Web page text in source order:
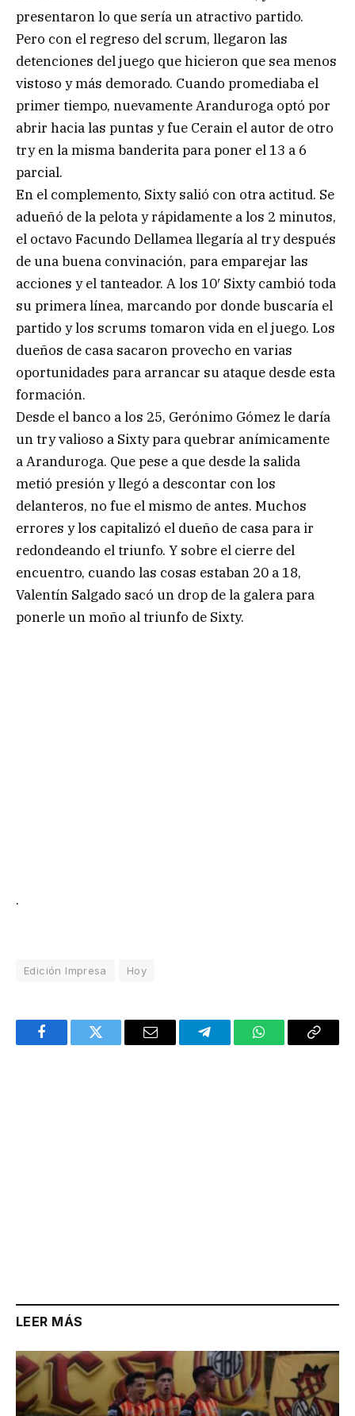
presentaron lo que sería un atractivo partido.
Pero con el regreso del scrum, llegaron las
detenciones del juego que hicieron que sea menos
vistoso y más demorado. Cuando promediaba el
primer tiempo, nuevamente Aranduroga optó por
abrir hacia las puntas y fue Cerain el autor de otro
try en la misma banderita para poner el 13 a 6
parcial.
En el complemento, Sixty salió con otra actitud. Se
adueñó de la pelota y rápidamente a los 2 minutos,
el octavo Facundo Dellamea llegaría al try después
de una buena convinación, para emparejar las
acciones y el tanteador. A los 10′ Sixty cambió toda
su primera línea, marcando por donde buscaría el
partido y los scrums tomaron vida en el juego. Los
dueños de casa sacaron provecho en varias
oportunidades para arrancar su ataque desde esta
formación.
Desde el banco a los 25, Gerónimo Gómez le daría
un try valioso a Sixty para quebrar anímicamente
a Aranduroga. Que pese a que desde la salida
metió presión y llegó a descontar con los
delanteros, no fue el mismo de antes. Muchos
errores y los capitalizó el dueño de casa para ir
redondeando el triunfo. Y sobre el cierre del
encuentro, cuando las cosas estaban 20 a 18,
Valentín Salgado sacó un drop de la galera para
ponerle un moño al triunfo de Sixty.
.
Edición Impresa Hoy
FacebookTwitter Email TelegramWhatsAppCopy
LEER MÁS